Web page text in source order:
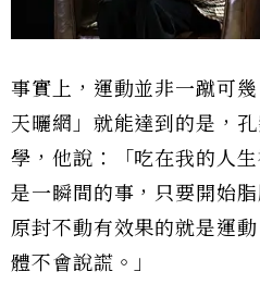
事實上，運動並非一蹴可
天曬網」就能達到的是，
學，他說：「吃在我的人
是一瞬間的事，只要開始
原封不動有效果的就是運
體不會說謊。」